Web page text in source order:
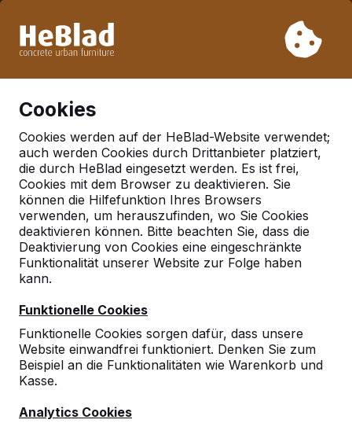
Woche 33 nicht. Bitte berücksichtigen Sie daher längere
Cookies
Cookies werden auf der HeBlad-Website verwendet;
auch werden Cookies durch Drittanbieter platziert,
die durch HeBlad eingesetzt werden. Es ist frei,
Cookies mit dem Browser zu deaktivieren. Sie
können die Hilfefunktion Ihres Browsers
verwenden, um herauszufinden, wo Sie Cookies
deaktivieren können. Bitte beachten Sie, dass die
Deaktivierung von Cookies eine eingeschränkte
Funktionalität unserer Website zur Folge haben
kann.
Funktionelle Cookies
Funktionelle Cookies sorgen dafür, dass unsere
Website einwandfrei funktioniert. Denken Sie zum
Beispiel an die Funktionalitäten wie Warenkorb und
Kasse.
Analytics Cookies
Deutschland
Referenties in:
Hecklingen ot
schneidlingen
Geen reviews gevonden voor deze
locatie.